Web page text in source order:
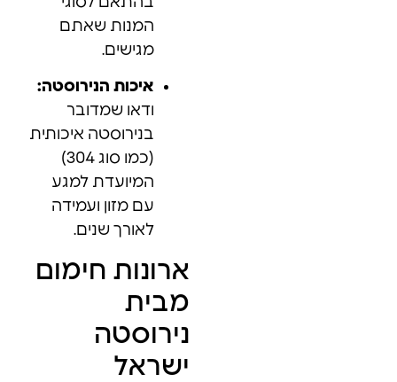
המנות שאתם
מגישים.
איכות הנירוסטה:
ודאו שמדובר
בנירוסטה איכותית
(כמו סוג 304)
המיועדת למגע
עם מזון ועמידה
לאורך שנים.
ארונות חימום
מבית
נירוסטה
ישראל